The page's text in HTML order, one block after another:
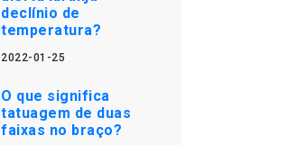
declínio de
temperatura?
2022-01-25
O que significa
tatuagem de duas
faixas no braço?